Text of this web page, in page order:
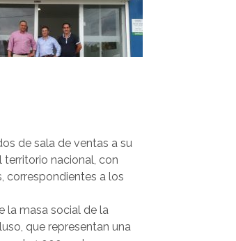
de sala de ventas a su
nacional, con
correspondientes a los
la masa social de la
que representan una